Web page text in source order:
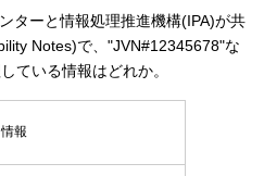
ターと情報処理推進機構(IPA)が共
Notes)で、"JVN#12345678"な
ている情報はどれか。
報